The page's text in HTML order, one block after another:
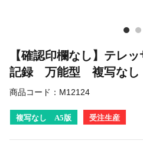
【確認印欄なし】テレ
記録 万能型 複写なし
商品コード： M12124
複写なし A5版 受注生産